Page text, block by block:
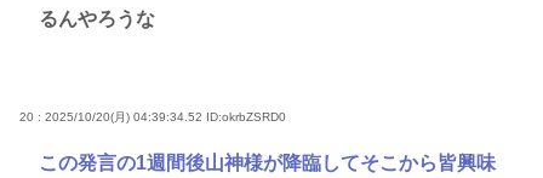
るんやろうな
20 : 2025/10/20(月) 04:39:34.52 ID:okrbZSRD0
この発言の1週間後山神様が降臨してそこから皆興味